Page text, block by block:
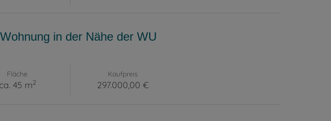
in der Nähe der WU
Fläche
ca. 45 m2
Kaufpreis
297.000,00 €